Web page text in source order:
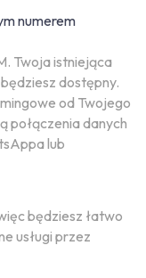
numerem
Twoja istniejąca
dostępny.
od Twojego
połączenia danych
lub
będziesz łatwo
usługi przez